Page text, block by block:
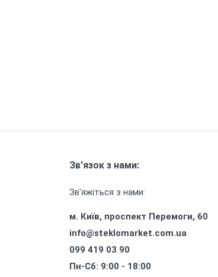
Зв'язок з нами:
Зв'яжіться з нами:
м. Київ, проспект Перемоги, 60
info@steklomarket.com.ua
099 419 03 90
Пн-Сб: 9:00 - 18:00